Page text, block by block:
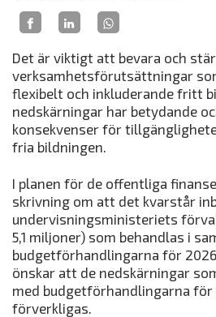
Det är viktigt att bevara och
verksamhetsförutsättningar
flexibelt och inkluderande fritt
nedskärningar har betydande
konsekvenser för
fria bildningen.
I planen för de offentliga
skrivning om att det kvarstår
undervisningsministeriets
5,1 miljoner) som behandlas i
budgetförhandlingarna för
önskar att de nedskärningar
med budgetförhandlingarna för
förverkligas.